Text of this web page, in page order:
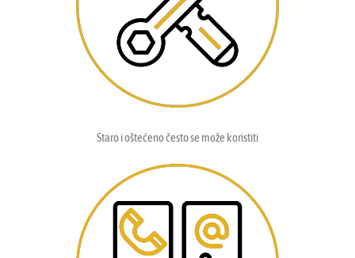
Staro i oštećeno često se može koristiti